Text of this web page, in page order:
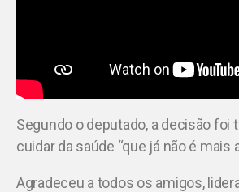
Segundo o deputado, a decisão
cuidar da saúde “que já não é mais
Agradeceu a todos os amigos,